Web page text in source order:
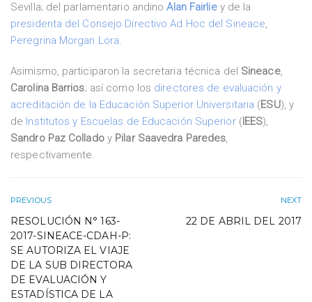
Sevilla; del parlamentario andinoAlan Fairlie y de la
presidenta del Consejo Directivo Ad Hoc del Sineace,
Peregrina Morgan Lora.
Asimismo, participaron la secretaria técnica del Sineace,
Carolina Barrios; así como los directores de evaluación y
acreditación de la Educación Superior Universitaria (ESU), y
de Institutos y Escuelas de Educación Superior(IEES),
Sandro Paz Colladoy Pilar Saavedra Paredes,
respectivamente.
PREVIOUS
RESOLUCIÓN N° 163-
2017-SINEACE-CDAH-P:
SE AUTORIZA EL VIAJE
DE LA SUB DIRECTORA
DE EVALUACIÓN Y
ESTADÍSTICA DE LA
NEXT
22 DE ABRIL DEL 2017